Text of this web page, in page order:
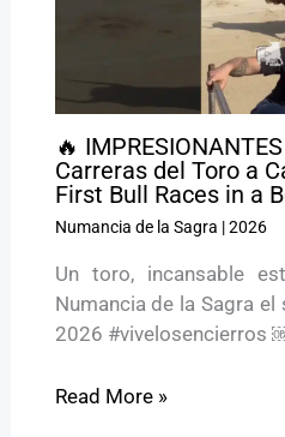
🔥
Carreras del Toro a
First Bull Races in a
Numancia de la Sagra |2026
Un toro, incansable
Numancia de la Sagra
2026 #vivelosencierros
Read More »